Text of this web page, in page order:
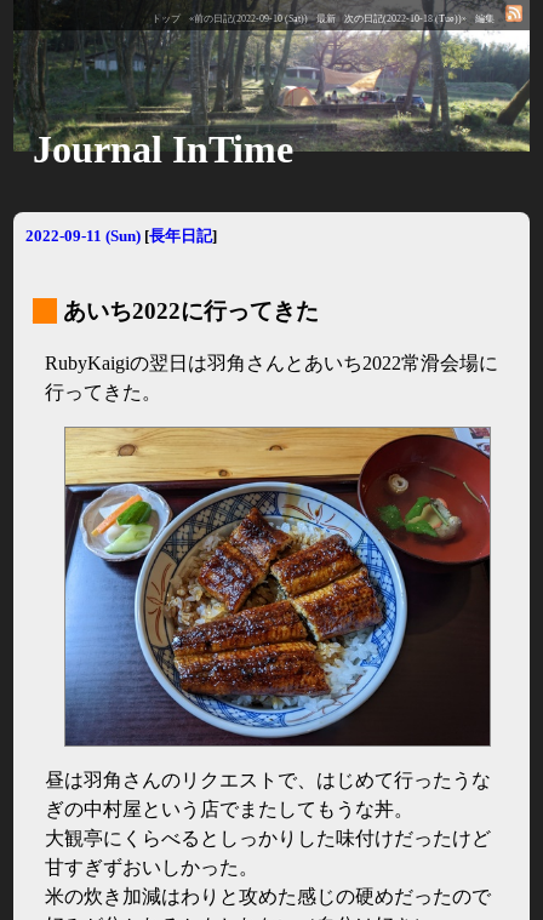
トップ «前の日記(2022-09-10 (Sat)) 最新 次の日記(2022-10-18 (Tue))» 編集
Journal InTime
2022-09-11 (Sun) [長年日記]
あいち2022に行ってきた
RubyKaigiの翌日は羽角さんとあいち2022常滑会場に
行ってきた。
昼は羽角さんのリクエストで、はじめて行ったうな
ぎの中村屋という店でまたしてもうな丼。
大観亭にくらべるとしっかりした味付けだったけど
甘すぎずおいしかった。
米の炊き加減はわりと攻めた感じの硬めだったので